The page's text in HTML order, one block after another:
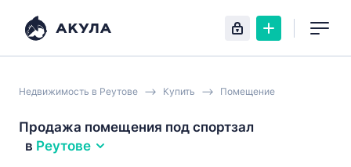
Недвижимость в Реутове Купить Помещение
Продажа помещения под спортзал
в Реутове